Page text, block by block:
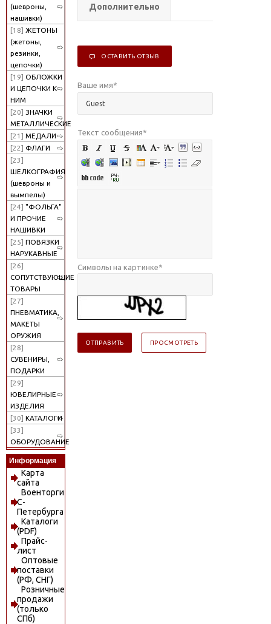
(шевроны,
нашивки)
[18] ЖЕТОНЫ
(жетоны,
резинки,
цепочки)
[19] ОБЛОЖКИ
И ЦЕПОЧКИ К
НИМ
[20] ЗНАЧКИ
МЕТАЛЛИЧЕСКИЕ
[21] МЕДАЛИ
[22] ФЛАГИ
[23]
ШЕЛКОГРАФИЯ
(шевроны и
вымпелы)
[24] "ФОЛЬГА"
И ПРОЧИЕ
НАШИВКИ
[25] ПОВЯЗКИ
НАРУКАВНЫЕ
[26]
СОПУТСТВУЮЩИЕ
ТОВАРЫ
[27]
ПНЕВМАТИКА,
МАКЕТЫ
ОРУЖИЯ
[28]
СУВЕНИРЫ,
ПОДАРКИ
[29]
ЮВЕЛИРНЫЕ
ИЗДЕЛИЯ
[30] КАТАЛОГИ
[33]
ОБОРУДОВАНИЕ
Информация
Карта
сайта
Военторги
С-
Петербурга
Каталоги
(PDF)
Прайс-
лист
Оптовые
поставки
(РФ, СНГ)
Розничные
продажи
(только
СПб)
Дополнительно
ОСТАВИТЬ ОТЗЫВ
Ваше имя*
Текст сообщения*
Символы на картинке*